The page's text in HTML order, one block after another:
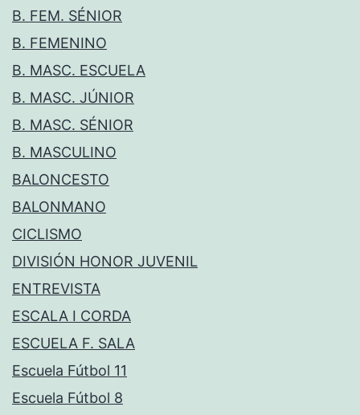
B. FEM. SÉNIOR
B. FEMENINO
B. MASC. ESCUELA
B. MASC. JÚNIOR
B. MASC. SÉNIOR
B. MASCULINO
BALONCESTO
BALONMANO
CICLISMO
DIVISIÓN HONOR JUVENIL
ENTREVISTA
ESCALA I CORDA
ESCUELA F. SALA
Escuela Fútbol 11
Escuela Fútbol 8